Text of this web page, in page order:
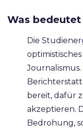
Was
Die
bereit, dafür
akzeptieren.
Bedrohung,